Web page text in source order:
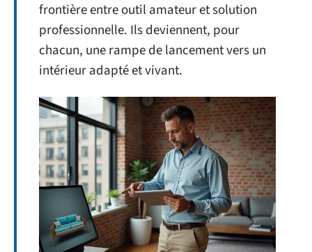
frontière entre outil amateur et solution
professionnelle. Ils deviennent, pour
chacun, une rampe de lancement vers un
intérieur adapté et vivant.